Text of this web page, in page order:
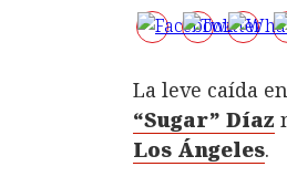
La leve caída
“Sugar” Díaz
Los Ángeles.